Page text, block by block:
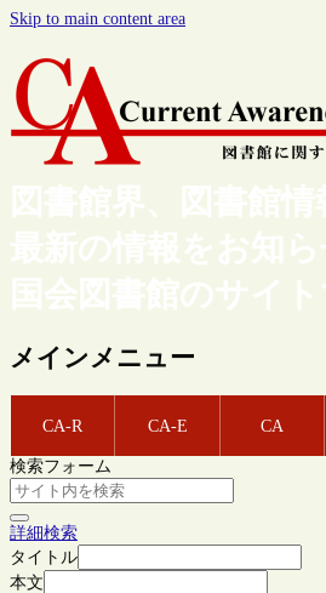
Skip to main content area
図書館界、図書館
最新の情報をお知
国会図書館のサイト
メインメニュー
CA-R CA-E CA
検索フォーム
詳細検索
タイトル
本文